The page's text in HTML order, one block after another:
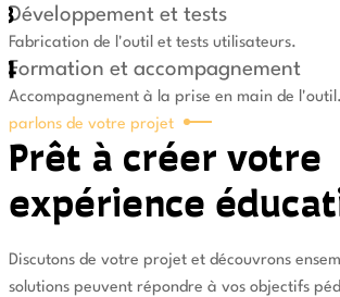
Développement et tests
Fabrication de l'outil et tests utilisateurs.
Formation et accompagnement
Accompagnement à la prise en main de l'outil.
parlons de votre projet
Prêt à créer votre
expérience
Discutons de votre projet et découvrons
solutions peuvent répondre à vos objectifs